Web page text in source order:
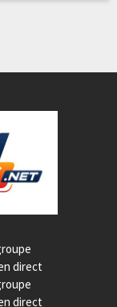
direct
direct